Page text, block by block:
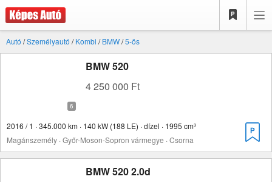
Autó /Személyautó /Kombi /BMW/5-ös
BMW 520
4 250 000 Ft
2016 / 1 · 345.000 km · 140 kW (188 LE) · dízel · 1995 cm³
Magánszemély · Győr-Moson-Sopron vármegye · Csorna
BMW 520 2.0d